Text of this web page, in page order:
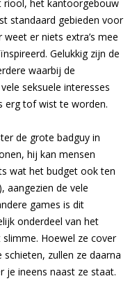
riool, het kantoorgebouw
standaard gebieden voor
er niets extra’s mee
Gelukkig zijn de
waarbij de
seksuele interesses
erg tof wist te worden.
de grote badguy in
hij kan mensen
wat het budget ook ten
aangezien de vele
games is dit
onderdeel van het
Hoewel ze cover
zullen ze daarna
je ineens naast ze staat.